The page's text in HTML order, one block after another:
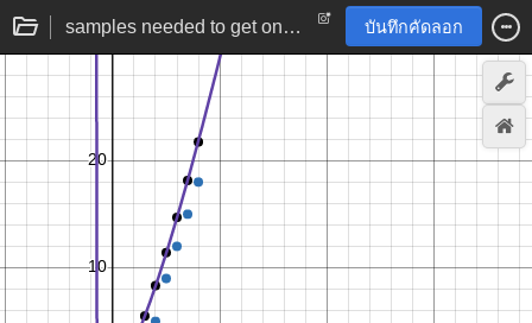
samples needed to get one of each from a discrete uniform distribution | statistics simulation บันทึกคัดลอก